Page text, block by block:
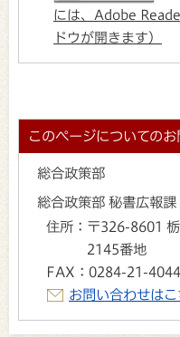
には、Adobe
ドウが開きます）
このページについての
総合政策部
総合政策部 秘書広報課
住所： 〒326-8601
2145番地
FAX： 0284-21-4044
お問い合わせは